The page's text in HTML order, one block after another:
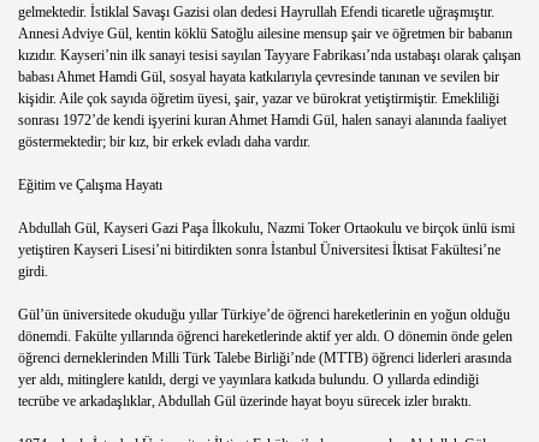
gelmektedir. İstiklal Savaşı Gazisi olan dedesi Hayrullah Efendi ticaretle uğraşmıştır.
Annesi Adviye Gül, kentin köklü Satoğlu ailesine mensup şair ve öğretmen bir babanın
kızıdır. Kayseri’nin ilk sanayi tesisi sayılan Tayyare Fabrikası’nda ustabaşı olarak çalışan
babası Ahmet Hamdi Gül, sosyal hayata katkılarıyla çevresinde tanınan ve sevilen bir
kişidir. Aile çok sayıda öğretim üyesi, şair, yazar ve bürokrat yetiştirmiştir. Emekliliği
sonrası 1972’de kendi işyerini kuran Ahmet Hamdi Gül, halen sanayi alanında faaliyet
göstermektedir; bir kız, bir erkek evladı daha vardır.
Eğitim ve Çalışma Hayatı
Abdullah Gül, Kayseri Gazi Paşa İlkokulu, Nazmi Toker Ortaokulu ve birçok ünlü ismi
yetiştiren Kayseri Lisesi’ni bitirdikten sonra İstanbul Üniversitesi İktisat Fakültesi’ne
girdi.
Gül’ün üniversitede okuduğu yıllar Türkiye’de öğrenci hareketlerinin en yoğun olduğu
dönemdi. Fakülte yıllarında öğrenci hareketlerinde aktif yer aldı. O dönemin önde gelen
öğrenci derneklerinden Milli Türk Talebe Birliği’nde (MTTB) öğrenci liderleri arasında
yer aldı, mitinglere katıldı, dergi ve yayınlara katkıda bulundu. O yıllarda edindiği
tecrübe ve arkadaşlıklar, Abdullah Gül üzerinde hayat boyu sürecek izler bıraktı.